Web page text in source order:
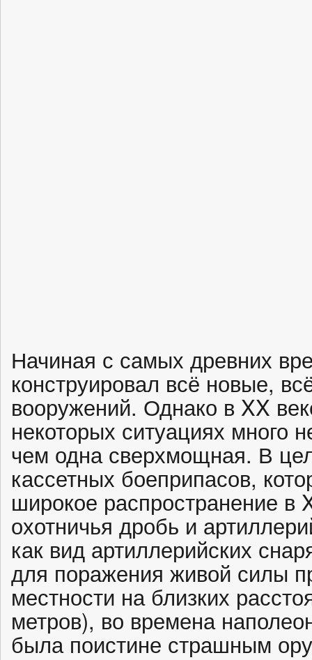
Начиная с самых древних
конструировал всё новые,
вооружений. Однако в XX
некоторых ситуациях много
чем одна сверхмощная. В
кассетных боеприпасов,
широкое распространение в
охотничья дробь и
как вид артиллерийских
для поражения живой силы
местности на близких
метров), во времена
была поистине страшным